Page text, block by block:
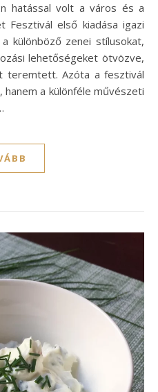
hatással volt a város és a
Fesztivál első kiadása igazi
különböző zenei stílusokat,
lehetőségeket ötvözve,
teremtett. Azóta a fesztivál
a különféle művészeti